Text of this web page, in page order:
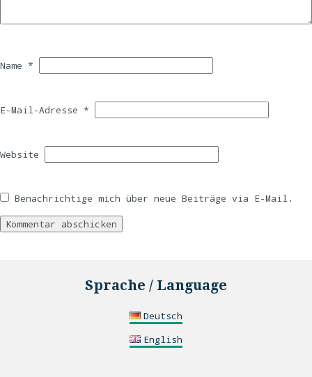
Name *
E-Mail-Adresse *
Website
Benachrichtige mich über neue Beiträge via E-Mail.
Sprache / Language
Deutsch
English